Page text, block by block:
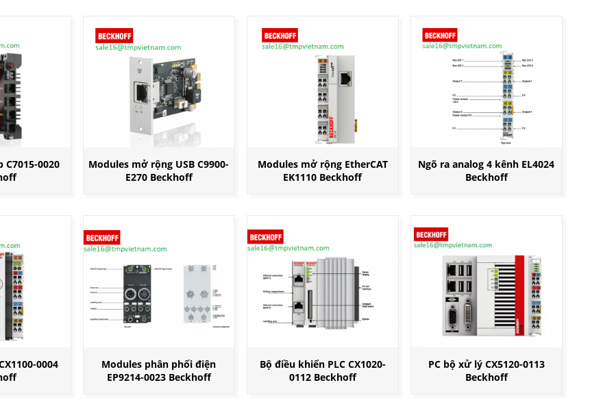
C7015-0020
Modules mở rộng USB C9900-
E270 Beckhoff
Modules mở rộng EtherCAT
EK1110 Beckhoff
Ngõ ra analog 4 kênh EL4024
Beckhoff
0004
Modules phân phối điện
EP9214-0023 Beckhoff
Bộ điều khiển PLC CX1020-
0112 Beckhoff
PC bộ xử lý CX5120-0113
Beckhoff